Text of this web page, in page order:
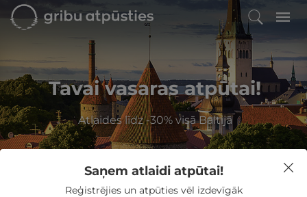
Tavai vasaras atpūtai!
Atlaides līdz -30% visā Baltijā
Filtrēt
Saņem atlaidi atpūtai!
Reģistrējies un atpūties vēl izdevīgāk